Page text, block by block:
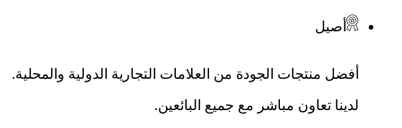
أصيل
أفضل منتجات الجودة من العلامات التجارية الدولية والمحلية.
لدينا تعاون مباشر مع جميع البائعين.